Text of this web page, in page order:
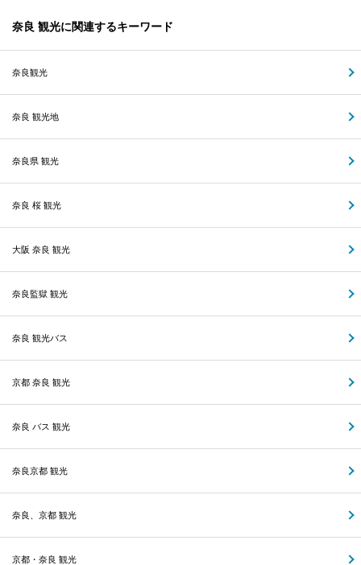
奈良 観光に関連するキーワード
奈良観光
奈良 観光地
奈良県 観光
奈良 桜 観光
大阪 奈良 観光
奈良監獄 観光
奈良 観光バス
京都 奈良 観光
奈良 バス 観光
奈良京都 観光
奈良、京都 観光
京都・奈良 観光